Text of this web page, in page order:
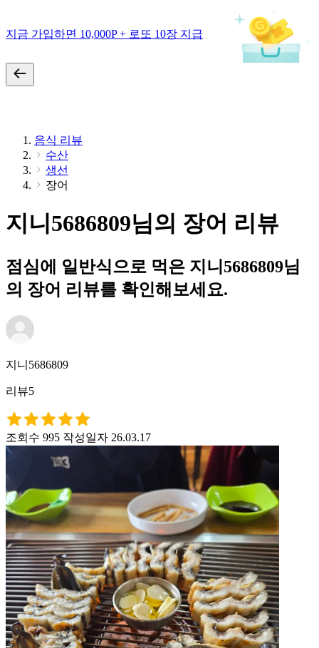
지금 가입하면 10,000P + 로또 10장 지급
음식 리뷰
수산
생선
장어
지니5686809님의 장어 리뷰
점심에 일반식으로 먹은 지니5686809님
의 장어 리뷰를 확인해보세요.
지니5686809
리뷰5
조회수 995 작성일자 26.03.17